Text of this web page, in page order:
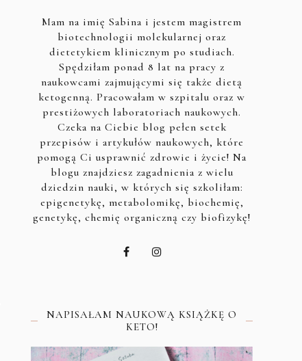
Mam na imię Sabina i jestem magistrem
biotechnologii molekularnej oraz
dietetykiem klinicznym po studiach.
Spędziłam ponad 8 lat na pracy z
naukowcami zajmującymi się także dietą
ketogenną. Pracowałam w szpitalu oraz w
prestiżowych laboratoriach naukowych.
Czeka na Ciebie blog pełen setek
przepisów i artykułów naukowych, które
pomogą Ci usprawnić zdrowie i życie! Na
blogu znajdziesz zagadnienia z wielu
dziedzin nauki, w których się szkoliłam:
epigenetykę, metabolomikę, biochemię,
genetykę, chemię organiczną czy biofizykę!
NAPISAŁAM NAUKOWĄ KSIĄŻKĘ O
KETO!